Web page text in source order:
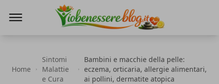
Home
Sintomi
Malattie
e Cura
Bambini e macchie della pelle:
eczema, orticaria, allergie alimentari,
ai pollini, dermatite atopica